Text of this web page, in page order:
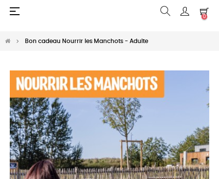
Basculer
☰
0
Bon cadeau Nourrir les Manchots - Adulte